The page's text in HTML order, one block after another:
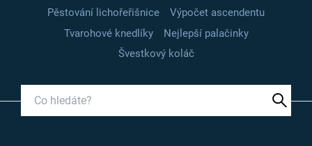
Pěstování lichořeřišnice
Výpočet ascendentu
Tvarohové knedlíky
Nejlepší palačinky
Švestkový koláč